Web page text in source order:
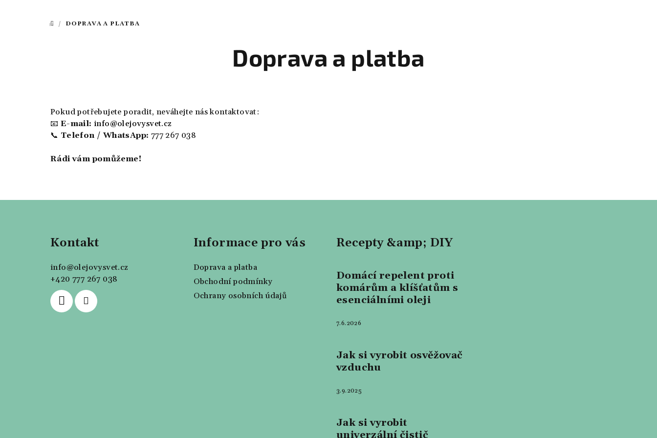
DOMŮ
/ DOPRAVA A PLATBA
Doprava a platba
Pokud potřebujete poradit, neváhejte nás kontaktovat:
📧 E-mail: info@olejovysvet.cz
📞 Telefon / WhatsApp: 777 267 038
Rádi vám pomůžeme!
Kontakt
info@olejovysvet.cz
+420 777 267 038
Informace pro vás
Doprava a platba
Obchodní podmínky
Ochrany osobních údajů
Recepty &amp; DIY
Domácí repelent proti
komárům a klíšťatům s
esenciálními oleji
7.6.2026
Jak si vyrobit osvěžovač
vzduchu
3.9.2025
Jak si vyrobit
univerzální čistič